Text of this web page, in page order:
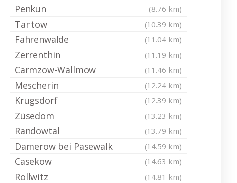
Penkun (8.76 km)
Tantow (10.39 km)
Fahrenwalde (11.04 km)
Zerrenthin (11.19 km)
Carmzow-Wallmow (11.46 km)
Mescherin (12.24 km)
Krugsdorf (12.39 km)
Züsedom (13.23 km)
Randowtal (13.79 km)
Damerow bei Pasewalk (14.59 km)
Casekow (14.63 km)
Rollwitz (14.81 km)